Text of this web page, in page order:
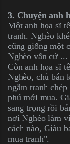
3. Chuyện anh
Một anh họa sĩ
tranh. Nghèo
cũng giống một
Nghèo vẫn cứ ...
Còn anh họa sĩ
Nghèo, chủ bán
ngẫm tranh
phú mới mua.
sang trọng rồi
nơi Nghèo làm
cách nào, Giàu
mua tranh".